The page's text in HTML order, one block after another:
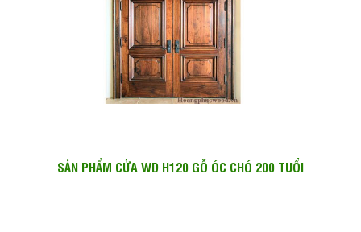
SẢN PHẨM CỬA WD H120 GỖ ÓC CHÓ 200 TUỔI